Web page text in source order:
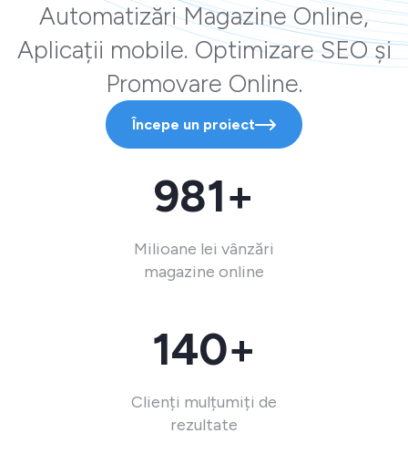
Automatizări Magazine Online,
Aplicații mobile. Optimizare SEO și
Promovare Online.
Începe un proiect
981+
Milioane lei vânzări
magazine online
140+
Clienți mulțumiți de
rezultate